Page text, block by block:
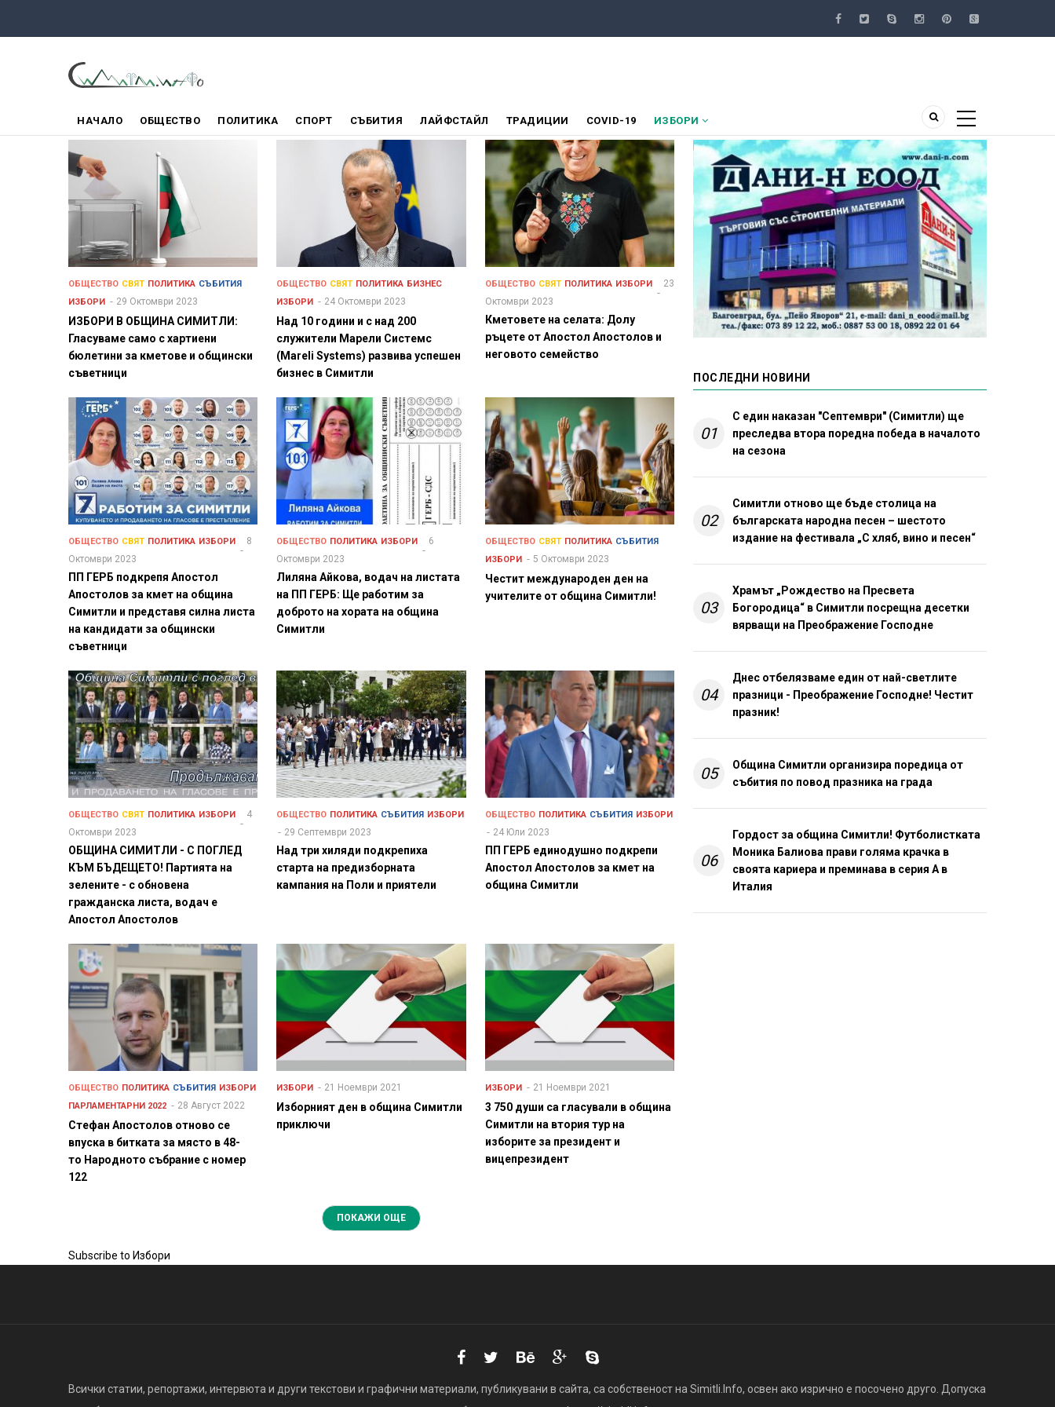
МЕНЮ
НАЧАЛО ОБЩЕСТВО ПОЛИТИКА СПОРТ СЪБИТИЯ ЛАЙФСТАЙЛ ТРАДИЦИИ COVID-19 ИЗБОРИ
ОБЩЕСТВО СВЯТ ПОЛИТИКА СЪБИТИЯ
ИЗБОРИ
29 Октомври 2023
ИЗБОРИ В ОБЩИНА СИМИТЛИ:
Гласуваме само с хартиени
бюлетини за кметове и общински
съветници
ОБЩЕСТВО СВЯТ ПОЛИТИКА БИЗНЕС
ИЗБОРИ
24 Октомври 2023
Над 10 години и с над 200
служители Марели Системс
(Mareli Systems) развива успешен
бизнес в Симитли
ОБЩЕСТВО СВЯТ ПОЛИТИКА ИЗБОРИ
23
Октомври 2023
Кметовете на селата: Долу
ръцете от Апостол Апостолов и
неговото семейство
ОБЩЕСТВО СВЯТ ПОЛИТИКА ИЗБОРИ
8
Октомври 2023
ПП ГЕРБ подкрепя Апостол
Апостолов за кмет на община
Симитли и представя силна листа
на кандидати за общински
съветници
ОБЩЕСТВО ПОЛИТИКА ИЗБОРИ
6
Октомври 2023
Лиляна Айкова, водач на листата
на ПП ГЕРБ: Ще работим за
доброто на хората на община
Симитли
ОБЩЕСТВО СВЯТ ПОЛИТИКА СЪБИТИЯ
ИЗБОРИ
5 Октомври 2023
Честит международен ден на
учителите от община Симитли!
ОБЩЕСТВО СВЯТ ПОЛИТИКА ИЗБОРИ
4
Октомври 2023
ОБЩИНА СИМИТЛИ - С ПОГЛЕД
КЪМ БЪДЕЩЕТО! Партията на
зелените - с обновена
гражданска листа, водач е
Апостол Апостолов
ОБЩЕСТВО ПОЛИТИКА СЪБИТИЯ ИЗБОРИ
29 Септември 2023
Над три хиляди подкрепиха
старта на предизборната
кампания на Поли и приятели
ОБЩЕСТВО ПОЛИТИКА СЪБИТИЯ ИЗБОРИ
24 Юли 2023
ПП ГЕРБ единодушно подкрепи
Апостол Апостолов за кмет на
община Симитли
ОБЩЕСТВО ПОЛИТИКА СЪБИТИЯ ИЗБОРИ
ПАРЛАМЕНТАРНИ 2022
28 Август 2022
Стефан Апостолов отново се
впуска в битката за място в 48-
то Народното събрание с номер
122
ИЗБОРИ 21 Ноември 2021
Изборният ден в община Симитли
приключи
ИЗБОРИ 21 Ноември 2021
3 750 души са гласували в община
Симитли на втория тур на
изборите за президент и
вицепрезидент
ПОКАЖИ ОЩЕ
Subscribe to Избори
ПОСЛЕДНИ НОВИНИ
01
С един наказан "Септември" (Симитли) ще
преследва втора поредна победа в началото
на сезона
02
Симитли отново ще бъде столица на
българската народна песен – шестото
издание на фестивала „С хляб, вино и песен“
03
Храмът „Рождество на Пресвета
Богородица“ в Симитли посрещна десетки
вярващи на Преображение Господне
04
Днес отбелязваме един от най-светлите
празници - Преображение Господне! Честит
празник!
05
Община Симитли организира поредица от
събития по повод празника на града
06
Гордост за община Симитли! Футболистката
Моника Балиова прави голяма крачка в
своята кариера и преминава в серия А в
Италия
Всички статии, репортажи, интервюта и други текстови и графични материали, публикувани в сайта, са собственост на Simitli.Info, освен ако изрично е посочено друго. Допуска